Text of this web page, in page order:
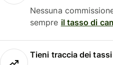
Nessuna
sempre il tasso di
Tieni traccia dei